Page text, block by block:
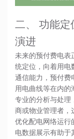
二、 功能定
演进
未来的预付费电表
统定位，向着用电
通信能力，预付费
用电曲线等在内
专业的分析与处理
商或物业管理者，
优化配电网络运行
电数据展示有助于